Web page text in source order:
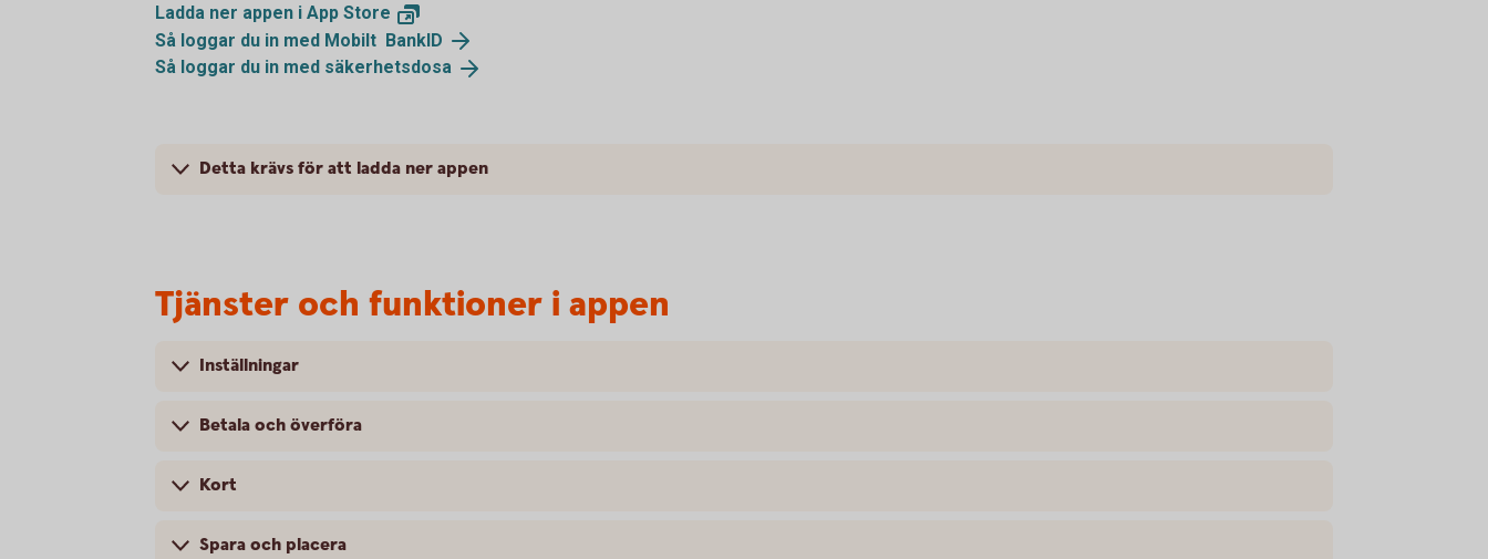
Ladda ner appen i App Store
Så loggar du in med Mobilt BankID
Så loggar du in med säkerhetsdosa
Detta krävs för att ladda ner appen
Tjänster och funktioner i appen
Inställningar
Betala och överföra
Kort
Spara och placera